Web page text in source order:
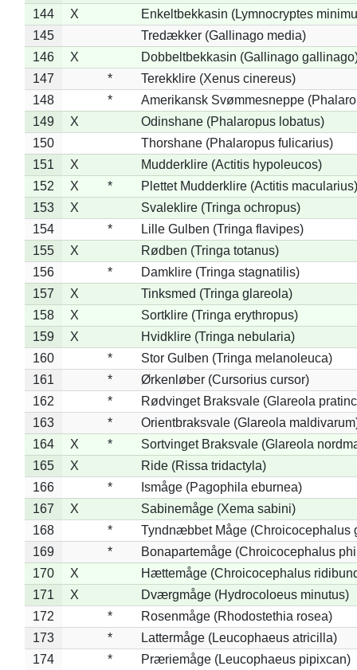
144
X
Enkeltbekkasin (Lymnocryptes
145
Tredækker (Gallinago media)
146
X
Dobbeltbekkasin (Gallinago
147
*
Terekklire (Xenus cinereus)
148
*
Amerikansk Svømmesneppe
149
X
Odinshane (Phalaropus lobatus)
150
Thorshane (Phalaropus fulicarius)
151
X
Mudderklire (Actitis hypoleucos)
152
X *
Plettet Mudderklire (Actitis macularius)
153
X
Svaleklire (Tringa ochropus)
154
*
Lille Gulben (Tringa flavipes)
155
X
Rødben (Tringa totanus)
156
*
Damklire (Tringa stagnatilis)
157
X
Tinksmed (Tringa glareola)
158
X
Sortklire (Tringa erythropus)
159
X
Hvidklire (Tringa nebularia)
160
*
Stor Gulben (Tringa melanoleuca)
161
*
Ørkenløber (Cursorius cursor)
162
*
Rødvinget Braksvale (Glareola
163
*
Orientbraksvale (Glareola
164
X *
Sortvinget Braksvale (Glareola
165
X
Ride (Rissa tridactyla)
166
*
Ismåge (Pagophila eburnea)
167
X
Sabinemåge (Xema sabini)
168
*
Tyndnæbbet Måge (Chroicocephalus
169
*
Bonapartemåge (Chroicocephalus
170
X
Hættemåge (Chroicocephalus
171
X
Dværgmåge (Hydrocoloeus minutus)
172
*
Rosenmåge (Rhodostethia rosea)
173
*
Lattermåge (Leucophaeus atricilla)
174
*
Præriemåge (Leucophaeus pipixcan)